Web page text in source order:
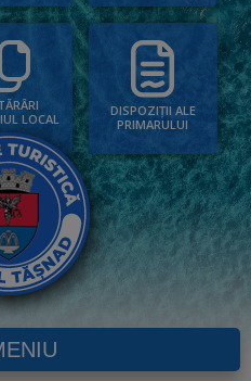
LOCAL
DISPOZIȚII ALE
PRIMARULUI